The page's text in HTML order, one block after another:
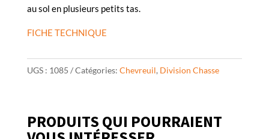
au sol en plusieurs petits tas.
FICHE TECHNIQUE
UGS : 1085 Catégories: Chevreuil, Division Chasse
PRODUITS QUI POURRAIENT